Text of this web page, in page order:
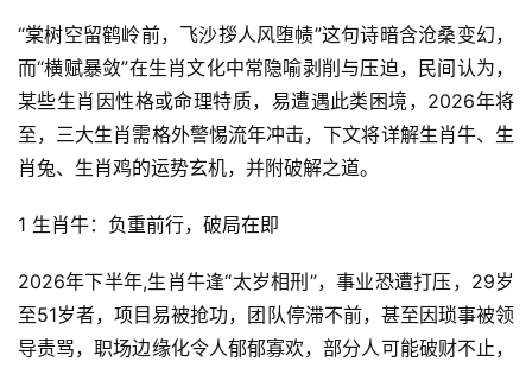
“棠树空留鹤岭前，飞沙拶人风堕帻”这句诗暗含沧桑变幻，
而“横赋暴敛”在生肖文化中常隐喻剥削与压迫，民间认为，
某些生肖因性格或命理特质，易遭遇此类困境，2026年将
至，三大生肖需格外警惕流年冲击，下文将详解生肖牛、生
肖兔、生肖鸡的运势玄机，并附破解之道。
1 生肖牛：负重前行，破局在即
2026年下半年,生肖牛逢“太岁相刑”，事业恐遭打压，29岁
至51岁者，项目易被抢功，团队停滞不前，甚至因琐事被领
导责骂，职场边缘化令人郁郁寡欢，部分人可能破财不止，